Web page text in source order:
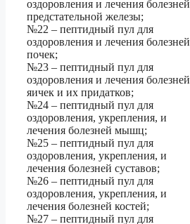
оздоровления и лечения болезней
предстательной железы;
№22 – пептидный пул для
оздоровления и лечения болезней
почек;
№23 – пептидный пул для
оздоровления и лечения болезней
яичек и их придатков;
№24 – пептидный пул для
оздоровления, укрепления, и
лечения болезней мышц;
№25 – пептидный пул для
оздоровления, укрепления, и
лечения болезней суставов;
№26 – пептидный пул для
оздоровления, укрепления, и
лечения болезней костей;
№27 – пептидный пул для